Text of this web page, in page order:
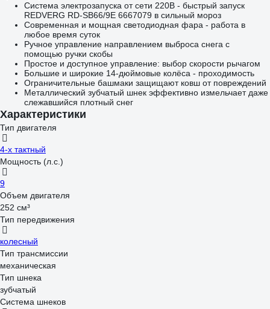
Система электрозапуска от сети 220В - быстрый запуск
REDVERG RD-SB66/9E 6667079 в сильный мороз
Современная и мощная светодиодная фара - работа в
любое время суток
Ручное управление направлением выброса снега с
помощью ручки скобы
Простое и доступное управление: выбор скорости рычагом
Большие и широкие 14-дюймовые колёса - проходимость
Ограничительные башмаки защищают ковш от повреждений
Металлический зубчатый шнек эффективно измельчает даже
слежавшийся плотный снег
Характеристики
Тип двигателя
4-х тактный
Мощность (л.с.)
9
Объем двигателя
252 см³
Тип передвижения
колесный
Тип трансмиссии
механическая
Тип шнека
зубчатый
Система шнеков